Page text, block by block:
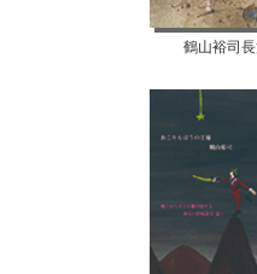
鶴山裕司長